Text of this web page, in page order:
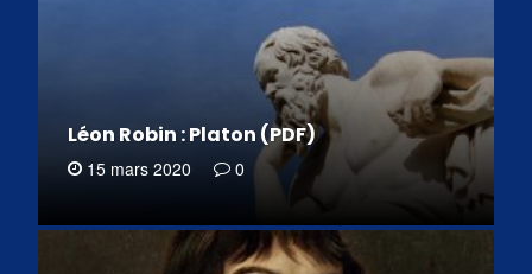
Léon Robin : Platon (PDF)
15 mars 2020 0